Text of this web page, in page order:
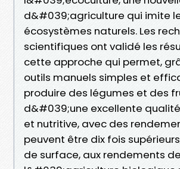
d&#039;agriculture qui imite
écosystèmes naturels. Les
scientifiques ont validé les
cette approche qui permet,
outils manuels simples et
produire des légumes et des
d&#039;une excellente
et nutritive, avec des
peuvent être dix fois
de surface, aux rendements de